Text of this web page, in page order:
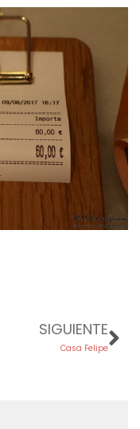
SIGUIENTE
Casa Felipe